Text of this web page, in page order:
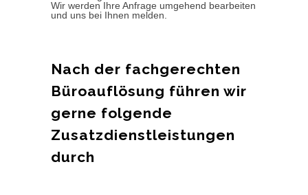
Wir werden Ihre Anfrage umgehend bearbeiten
und uns bei Ihnen melden.
Nach der fachgerechten
Büroauflösung führen wir
gerne folgende
Zusatzdienstleistungen
durch